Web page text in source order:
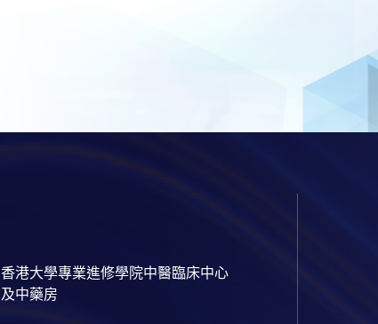
香港大學專業進修學院中醫臨床中心
及中藥房